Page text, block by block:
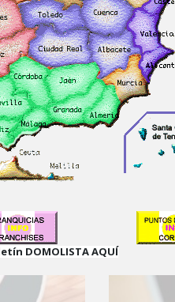
DOMOLISTA AQUÍ